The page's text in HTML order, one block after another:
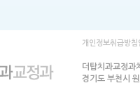
개인정보취급방침
더탑치과교정
경기도 부천시